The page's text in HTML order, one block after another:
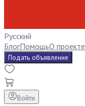
Русский
БлогПомощьО проекте
Подать объявление
Войти